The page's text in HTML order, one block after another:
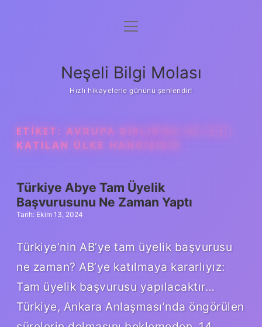
Anasayfa
Yasal Uyarı
menüyü
Neşeli Bilgi Molası
Hızlı hikayelerle gününü şenlendir!
ETIKET: AVRUPA BIRLIĞINE EN SON
KATILAN ÜLKE HANGISIDIR
Türkiye Abye Tam Üyelik
Başvurusunu Ne Zaman Yaptı
Tarih: Ekim 13, 2024
Türkiye’nin AB’ye tam üyelik başvurusu
ne zaman? AB’ye katılmaya kararlıyız:
Tam üyelik başvurusu yapılacaktır…
Türkiye, Ankara Anlaşması’nda öngörülen